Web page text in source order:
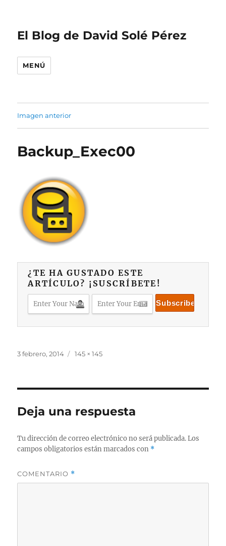
El Blog de David Solé Pérez
MENÚ
Imagen anterior
Backup_Exec00
¿TE HA GUSTADO ESTE
ARTÍCULO? ¡SUSCRÍBETE!
Publicado
3 febrero, 2014
Tamaño
145 × 145
Deja una respuesta
Tu dirección de correo electrónico no será publicada. Los
campos obligatorios están marcados con *
COMENTARIO *